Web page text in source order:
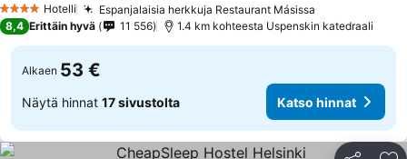
4 Tähtiluokitus
Hotelli Espanjalaisia herkkuja Restaurant Másissa
8,4 Erittäin hyvä 11 556 1.4 km kohteesta Uspenskin katedraali
Alkaen 53 €
Näytä hinnat 17 sivustolta Katso hinnat